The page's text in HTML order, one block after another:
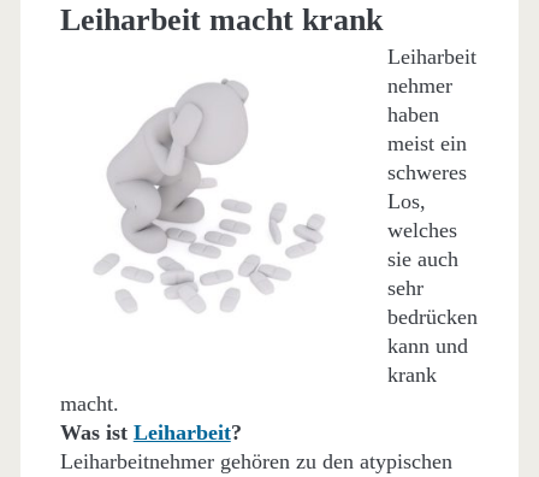
Leiharbeit macht krank
Leiharbeit
nehmer
haben
meist ein
schweres
Los,
welches
sie auch
sehr
bedrücken
kann und
krank
macht.
Was ist Leiharbeit?
Leiharbeitnehmer gehören zu den atypischen